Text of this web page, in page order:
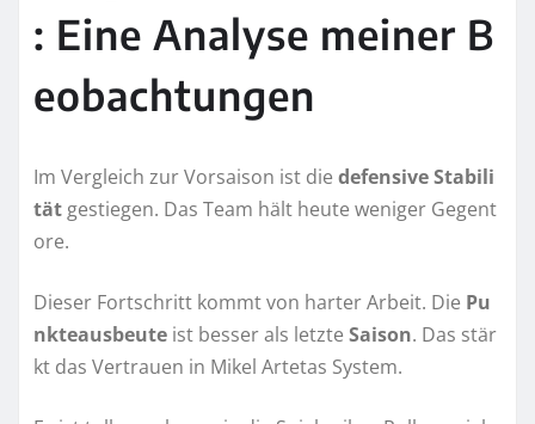
: Eine Analyse meiner B
eobachtungen
Im Vergleich zur Vorsaison ist die defensive Stabili
tät gestiegen. Das Team hält heute weniger Gegent
ore.
Dieser Fortschritt kommt von harter Arbeit. Die Pu
nkteausbeute ist besser als letzte Saison. Das stär
kt das Vertrauen in Mikel Artetas System.